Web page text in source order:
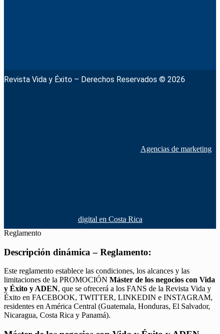
Revista Vida y Éxito – Derechos Reservados © 2026
Agencias de marketing
digital en Costa Rica
Reglamento
Descripción dinámica – Reglamento:
Este reglamento establece las condiciones, los alcances y las
limitaciones de la PROMOCIÓN Máster de los negocios con Vida
y Éxito y ADEN, que se ofrecerá a los FANS de la Revista Vida y
Éxito en FACEBOOK, TWITTER, LINKEDIN e INSTAGRAM,
residentes en América Central (Guatemala, Honduras, El Salvador,
Nicaragua, Costa Rica y Panamá).